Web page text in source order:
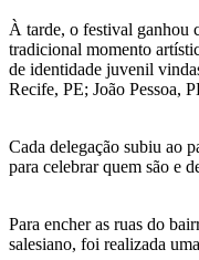
À tarde, o festival ganhou
tradicional momento
de identidade juvenil
Recife, PE; João Pessoa,
Cada delegação subiu ao
para celebrar quem são e
Para encher as ruas do
salesiano, foi realizada